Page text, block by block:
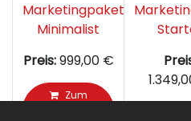
Marketingpaket
Minimalist
Preis:999,00€
Zum